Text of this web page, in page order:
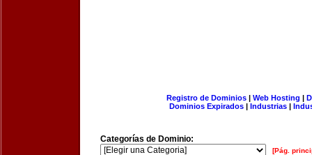
Registro de Dominios| Web Hosting |
Dominios Expirados | Industrias |
Categorías de Dominio:
[Pág.